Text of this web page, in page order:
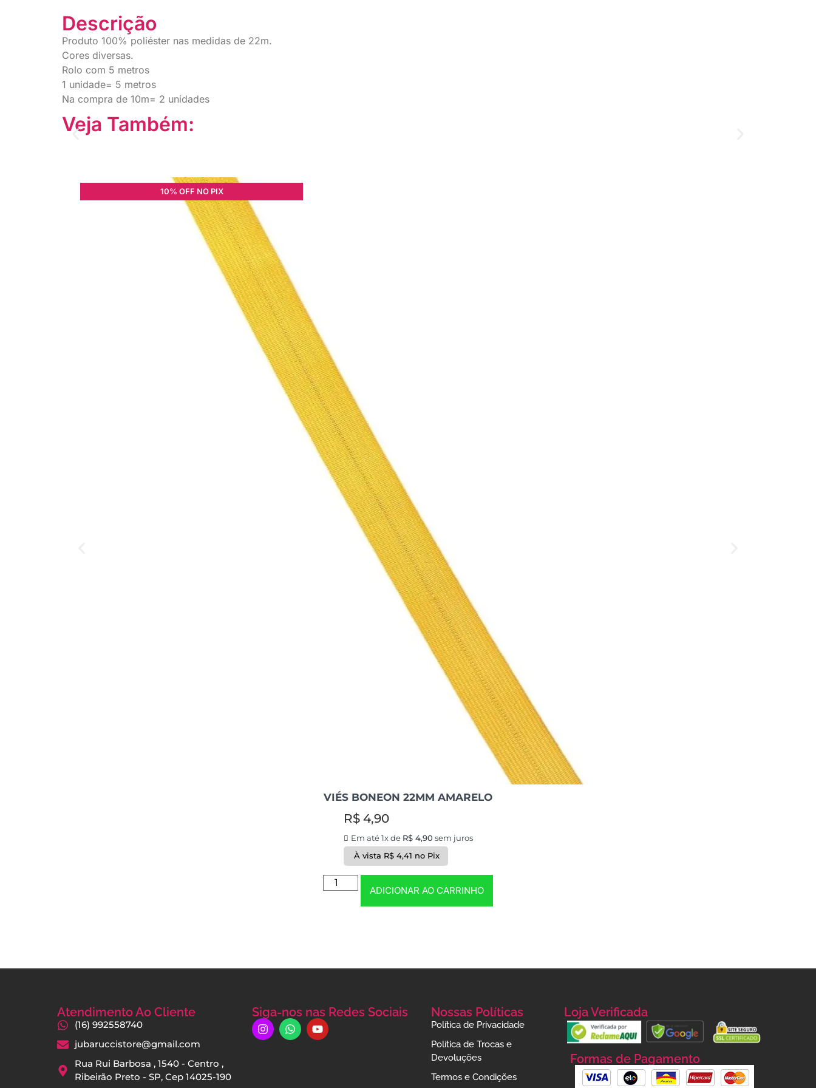
Descrição
Produto 100% poliéster nas medidas de 22m.
Cores diversas.
Rolo com 5 metros
1 unidade= 5 metros
Na compra de 10m= 2 unidades
Veja Também:
10% OFF NO PIX
VIÉS BONEON 22MM AMARELO
R$4,90
Em até 1x de R$4,90 sem juros
À vista R$ 4,41 no Pix
ADICIONAR AO CARRINHO
Atendimento Ao Cliente
(16) 992558740
jubaruccistore@gmail.com
Rua Rui Barbosa , 1540 - Centro ,
Ribeirão Preto - SP, Cep 14025-190
Siga-nos nas Redes Sociais Nossas Políticas
Política de Privacidade
Política de Trocas e
Devoluções
Termos e Condições
Loja Verificada
Formas de Pagamento